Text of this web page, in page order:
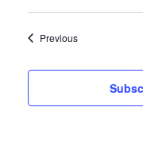
PreviousEvents